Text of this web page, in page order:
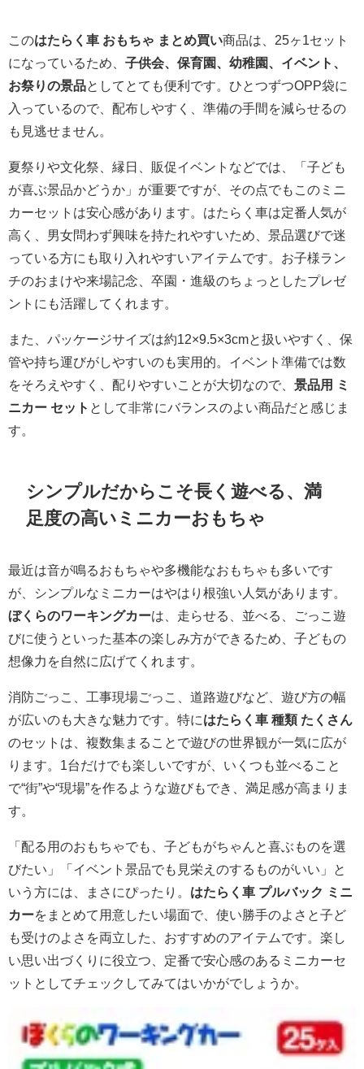
このはたらく車 おもちゃ まとめ買い商品は、25ヶ1セット
になっているため、 子供会、保育園、幼稚園、イベント、
お祭りの景品としてとても便利です。ひとつずつOPP袋に
入っているので、配布しやすく、準備の手間を減らせるの
も見逃せません。
夏祭りや文化祭、縁日、販促イベントなどでは、「子ども
が喜ぶ景品かどうか」が重要ですが、その点でもこのミニ
カーセットは安心感があります。はたらく車は定番人気が
高く、男女問わず興味を持たれやすいため、景品選びで迷
っている方にも取り入れやすいアイテムです。お子様ラン
チのおまけや来場記念、卒園・進級のちょっとしたプレゼ
ントにも活躍してくれます。
また、パッケージサイズは約12×9.5×3cmと扱いやすく、保
管や持ち運びがしやすいのも実用的。イベント準備では数
をそろえやすく、配りやすいことが大切なので、 景品用 ミ
ニカー セット として非常にバランスのよい商品だと感じま
す。
シンプルだからこそ長く遊べる、満
足度の高いミニカーおもちゃ
最近は音が鳴るおもちゃや多機能なおもちゃも多いです
が、シンプルなミニカーはやはり根強い人気があります。
ぼくらのワーキングカーは、走らせる、並べる、ごっこ遊
びに使うといった基本の楽しみ方ができるため、子どもの
想像力を自然に広げてくれます。
消防ごっこ、工事現場ごっこ、道路遊びなど、遊び方の幅
が広いのも大きな魅力です。特にはたらく車 種類 たくさん
のセットは、複数集まることで遊びの世界観が一気に広が
ります。1台だけでも楽しいですが、いくつも並べること
で“街”や“現場”を作るような遊びもでき、満足感が高まりま
す。
「配る用のおもちゃでも、子どもがちゃんと喜ぶものを選
びたい」「イベント景品でも見栄えのするものがいい」と
いう方には、まさにぴったり。 はたらく車 プルバック ミニ
カーをまとめて用意したい場面で、使い勝手のよさと子ど
も受けのよさを両立した、おすすめのアイテムです。楽し
い思い出づくりに役立つ、定番で安心感のあるミニカーセ
ットとしてチェックしてみてはいかがでしょうか。